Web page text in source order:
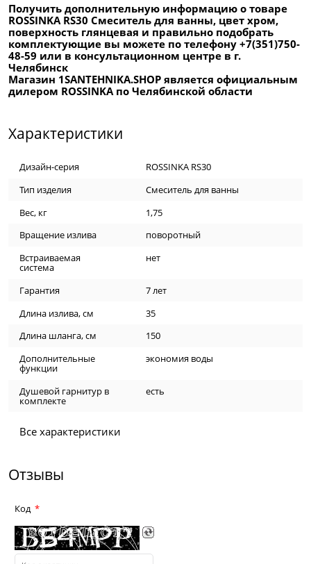
Получить дополнительную информацию о товаре
ROSSINKA RS30 Смеситель для ванны, цвет хром,
поверхность глянцевая и правильно подобрать
комплектующие вы можете по телефону +7(351)750-
48-59 или в консультационном центре в г.
Челябинск
Магазин 1SANTEHNIKA.SHOP является официальным
дилером ROSSINKA по Челябинской области
Характеристики
Дизайн-серия
ROSSINKA RS30
Тип изделия
Смеситель для ванны
Вес, кг
1,75
Вращение излива
поворотный
Встраиваемая
система
нет
Гарантия
7 лет
Длина излива, см
35
Длина шланга, см
150
Дополнительные
функции
экономия воды
Душевой гарнитур в
комплекте
есть
Все характеристики
Отзывы
Код